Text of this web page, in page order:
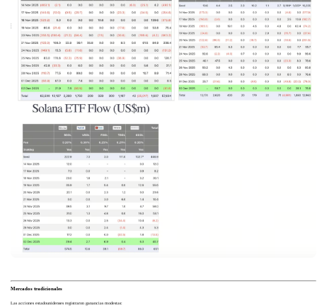
Mercados tradicionales
Las acciones estadounidenses registraron ganancias modestas: